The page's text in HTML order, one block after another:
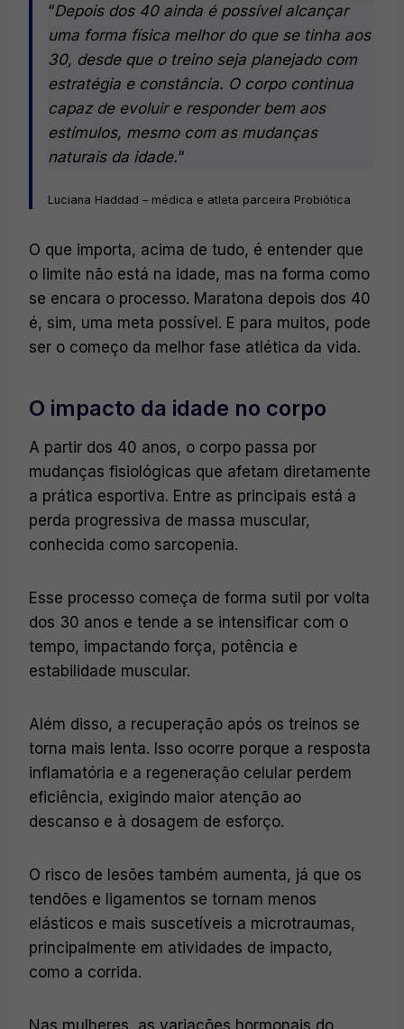
“Depois dos 40 ainda é possível alcançar
uma forma física melhor do que se tinha aos
30, desde que o treino seja planejado com
estratégia e constância. O corpo continua
capaz de evoluir e responder bem aos
estímulos, mesmo com as mudanças
naturais da idade.“
Luciana Haddad – médica e atleta parceira Probiótica
O que importa, acima de tudo, é entender que
o limite não está na idade, mas na forma como
se encara o processo. Maratona depois dos 40
é, sim, uma meta possível. E para muitos, pode
ser o começo da melhor fase atlética da vida.
O impacto da idade no corpo
A partir dos 40 anos, o corpo passa por
mudanças fisiológicas que afetam diretamente
a prática esportiva. Entre as principais está a
perda progressiva de massa muscular,
conhecida como sarcopenia.
Esse processo começa de forma sutil por volta
dos 30 anos e tende a se intensificar com o
tempo, impactando força, potência e
estabilidade muscular.
Além disso, a recuperação após os treinos se
torna mais lenta. Isso ocorre porque a resposta
inflamatória e a regeneração celular perdem
eficiência, exigindo maior atenção ao
descanso e à dosagem de esforço.
O risco de lesões também aumenta, já que os
tendões e ligamentos se tornam menos
elásticos e mais suscetíveis a microtraumas,
principalmente em atividades de impacto,
como a corrida.
Nas mulheres, as variações hormonais do